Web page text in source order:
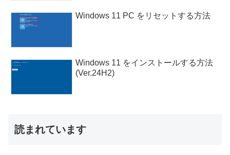
Windows 11 PC をリセットする方法
Windows 11 をインストールする方法
(Ver.24H2)
読まれています